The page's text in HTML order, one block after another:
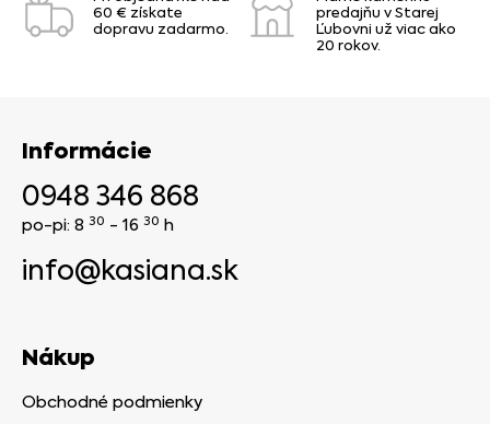
60 € získate
dopravu zadarmo.
predajňu v Starej
Ľubovni už viac ako
20 rokov.
Informácie
0948 346 868
po-pi: 8 30 - 16 30 h
info@kasiana.sk
Nákup
Obchodné podmienky